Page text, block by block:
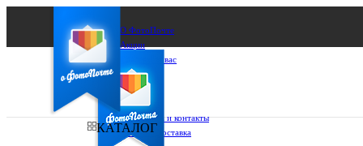
О ФотоПочте
Акции
Сделаем за вас
Бизнесу
FAQ
Франшиза
Поддержка и контакты
Оплата и доставка
КАТАЛОГ